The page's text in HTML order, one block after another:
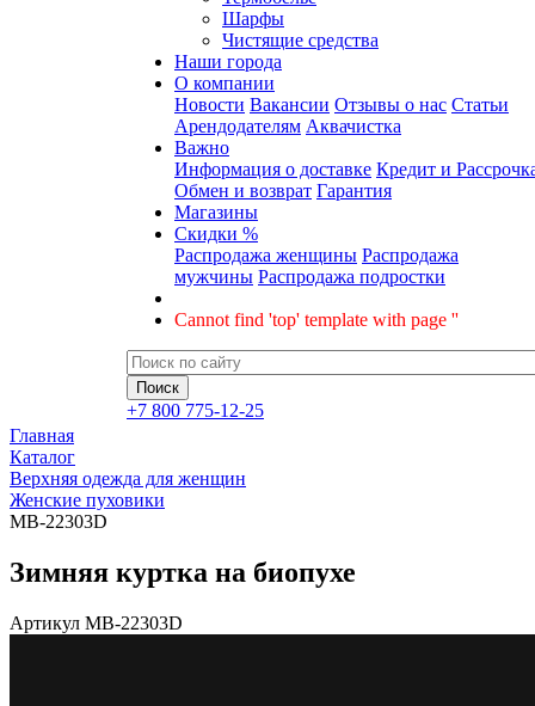
Шарфы
Чистящие средства
Наши города
О компании
Новости Вакансии Отзывы о нас Статьи
Арендодателям Аквачистка
Важно
Информация о доставке Кредит и
Обмен и возврат Гарантия
Магазины
Скидки %
Распродажа женщины Распродажа
мужчины Распродажа подростки
Cannot find 'top' template with page ''
+7 800 775-12-25
Главная
Каталог
Верхняя одежда для женщин
Женские пуховики
MB-22303D
Зимняя куртка на биопухе
Артикул MB-22303D